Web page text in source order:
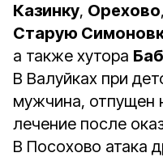
Казинку, Орехово,
Старую
а также хутора
В Валуйках при
мужчина, отпущен
лечение после
В Посохово атака